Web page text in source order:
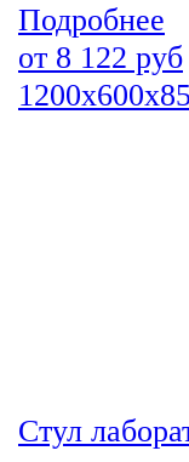
Подробнее
от 8 122 руб
Стул